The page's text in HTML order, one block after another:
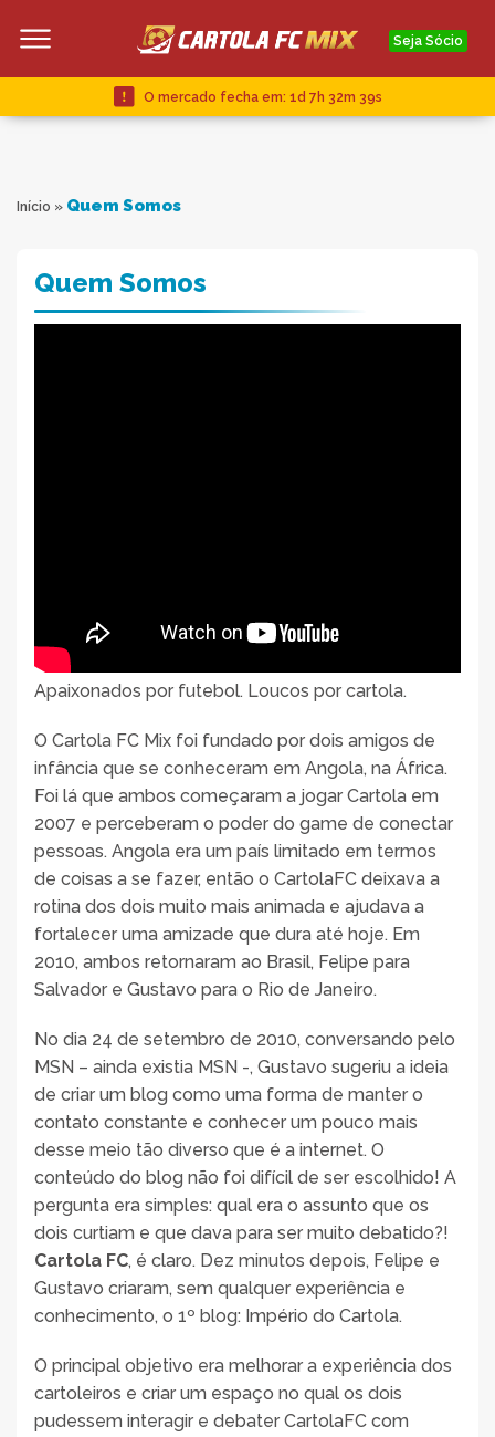
Seja Sócio
O mercado fecha em: 1d 7h 32m 38s
Início » Quem Somos
Quem Somos
Apaixonados por futebol. Loucos por cartola.
O Cartola FC Mix foi fundado por dois amigos de
infância que se conheceram em Angola, na África.
Foi lá que ambos começaram a jogar Cartola em
2007 e perceberam o poder do game de conectar
pessoas. Angola era um país limitado em termos
de coisas a se fazer, então o CartolaFC deixava a
rotina dos dois muito mais animada e ajudava a
fortalecer uma amizade que dura até hoje. Em
2010, ambos retornaram ao Brasil, Felipe para
Salvador e Gustavo para o Rio de Janeiro.
No dia 24 de setembro de 2010, conversando pelo
MSN – ainda existia MSN -, Gustavo sugeriu a ideia
de criar um blog como uma forma de manter o
contato constante e conhecer um pouco mais
desse meio tão diverso que é a internet. O
conteúdo do blog não foi difícil de ser escolhido! A
pergunta era simples: qual era o assunto que os
dois curtiam e que dava para ser muito debatido?!
Cartola FC, é claro. Dez minutos depois, Felipe e
Gustavo criaram, sem qualquer experiência e
conhecimento, o 1º blog: Império do Cartola.
O principal objetivo era melhorar a experiência dos
cartoleiros e criar um espaço no qual os dois
pudessem interagir e debater CartolaFC com